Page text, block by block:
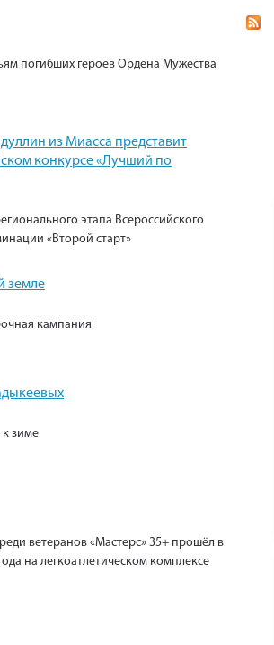
погибших героев Ордена Мужества
из Миасса представит
конкурсе «Лучший по
этапа Всероссийского
«Второй старт»
земле
кампания
к зиме
ветеранов «Мастерс» 35+ прошёл в
на легкоатлетическом комплексе